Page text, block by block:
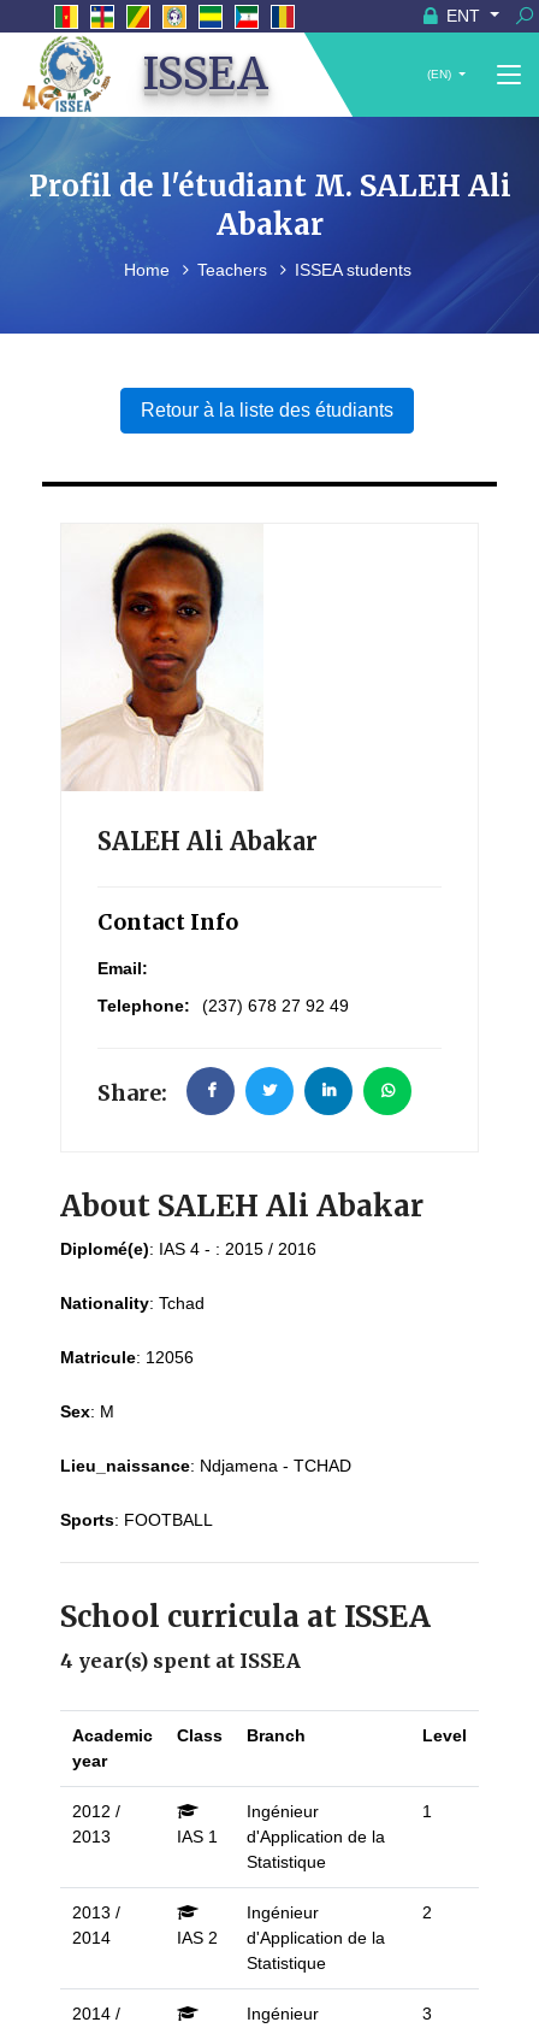
ENT
ISSEA (EN)
Profil de l'étudiant M. SALEH Ali
Abakar
Home Teachers ISSEA students
Retour à la liste des étudiants
SALEH Ali Abakar
Contact Info
Email:
Telephone:
(237) 678 27 92 49
Share:
About SALEH Ali Abakar
Diplomé(e): IAS 4 - : 2015 / 2016
Nationality: Tchad
Matricule: 12056
Sex: M
Lieu_naissance: Ndjamena - TCHAD
Sports: FOOTBALL
School curricula at ISSEA
4 year(s) spent at ISSEA
Academic
year
Class Branch Level
2012 /
2013
IAS 1
Ingénieur
d'Application de la
Statistique
1
2013 /
2014
IAS 2
Ingénieur
d'Application de la
Statistique
2
2014 /
Ingénieur
3